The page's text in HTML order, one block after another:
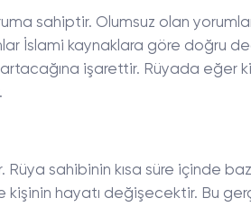
sahiptir. Olumsuz olan
İslami kaynaklara göre doğru
işarettir. Rüyada eğer
Rüya sahibinin kısa süre içinde
hayatı değişecektir. Bu